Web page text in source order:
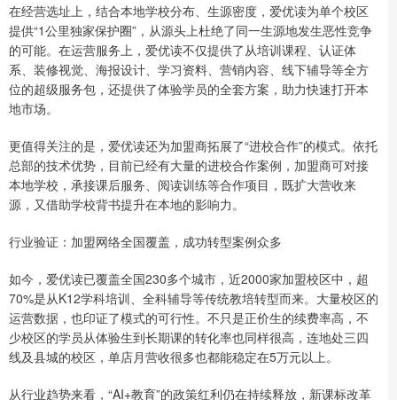
在经营选址上，结合本地学校分布、生源密度，爱优读为单个校区
提供“1公里独家保护圈”，从源头上杜绝了同一生源地发生恶性竞争
的可能。在运营服务上，爱优读不仅提供了从培训课程、认证体
系、装修视觉、海报设计、学习资料、营销内容、线下辅导等全方
位的超级服务包，还提供了体验学员的全套方案，助力快速打开本
地市场。
更值得关注的是，爱优读还为加盟商拓展了“进校合作”的模式。依托
总部的技术优势，目前已经有大量的进校合作案例，加盟商可对接
本地学校，承接课后服务、阅读训练等合作项目，既扩大营收来
源，又借助学校背书提升在本地的影响力。
行业验证：加盟网络全国覆盖，成功转型案例众多
如今，爱优读已覆盖全国230多个城市，近2000家加盟校区中，超
70%是从K12学科培训、全科辅导等传统教培转型而来。大量校区的
运营数据，也印证了模式的可行性。不只是正价生的续费率高，不
少校区的学员从体验生到长期课的转化率也同样很高，连地处三四
线及县城的校区，单店月营收很多也都能稳定在5万元以上。
从行业趋势来看，“AI+教育”的政策红利仍在持续释放，新课标改革